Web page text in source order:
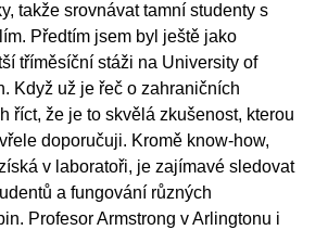
takže srovnávat tamní studenty s
Předtím jsem byl ještě jako
tříměsíční stáži na University of
Když už je řeč o zahraničních
říct, že je to skvělá zkušenost, kterou
doporučuji. Kromě know-how,
v laboratoři, je zajímavé sledovat
a fungování různých
Profesor Armstrong v Arlingtonu i